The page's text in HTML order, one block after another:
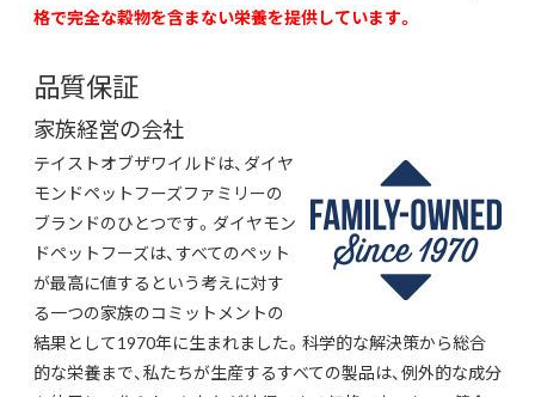
格で完全な穀物を含まない栄養を提供しています。
品質保証
家族経営の会社
テイストオブザワイルドは、ダイヤ
モンドペットフーズファミリーの
ブランドのひとつです。ダイヤモン
ドペットフーズは、すべてのペット
が最高に値するという考えに対す
る一つの家族のコミットメントの
結果として1970年に生まれました。科学的な解決策から総合
的な栄養まで、私たちが生産するすべての製品は、例外的な成分